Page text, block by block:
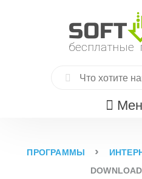
Найти:
ПРОГРАММЫ ›